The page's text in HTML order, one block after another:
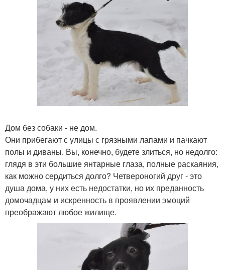
Дом без собаки - не дом.
Они прибегают с улицы с грязными лапами и пачкают
полы и диваны. Вы, конечно, будете злиться, но недолго:
глядя в эти большие янтарные глаза, полные раскаяния,
как можно сердиться долго? Четвероногий друг - это
душа дома, у них есть недостатки, но их преданность
домочадцам и искренность в проявлении эмоций
преображают любое жилище.